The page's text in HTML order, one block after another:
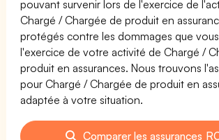
pouvant survenir lors de l'exercice de
Chargé / Chargée de produit en
protégés contre les dommages que
l'exercice de votre activité de Chargé /
produit en assurances. Nous trouvons
pour Chargé / Chargée de produit en
adaptée à votre situation.
Comparer les assurances